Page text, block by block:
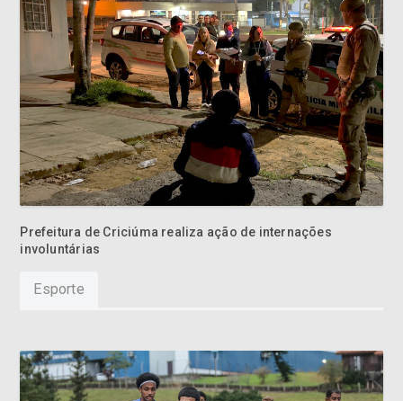
Prefeitura de Criciúma realiza ação de internações
involuntárias
Esporte